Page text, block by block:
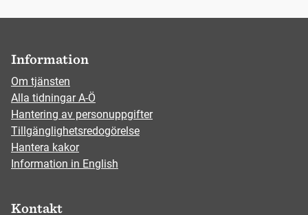
Information
Om tjänsten
Alla tidningar A-Ö
Hantering av personuppgifter
Tillgänglighetsredogörelse
Hantera kakor
Information in English
Kontakt